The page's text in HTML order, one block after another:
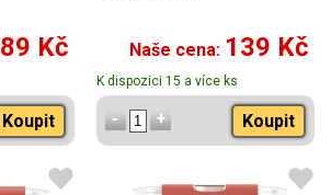
89 Kč
Koupit
Naše cena: 139 Kč
K dispozici 15 a více ks
Koupit